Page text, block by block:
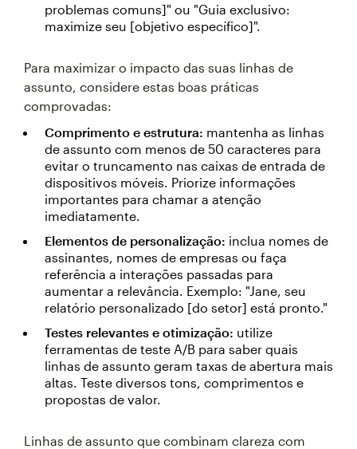
problemas comuns]" ou "Guia exclusivo:
maximize seu [objetivo específico]".
Para maximizar o impacto das suas linhas de
assunto, considere estas boas práticas
comprovadas:
Comprimento e estrutura: mantenha as linhas
de assunto com menos de 50 caracteres para
evitar o truncamento nas caixas de entrada de
dispositivos móveis. Priorize informações
importantes para chamar a atenção
imediatamente.
Elementos de personalização: inclua nomes de
assinantes, nomes de empresas ou faça
referência a interações passadas para
aumentar a relevância. Exemplo: "Jane, seu
relatório personalizado [do setor] está pronto."
Testes relevantes e otimização: utilize
ferramentas de teste A/B para saber quais
linhas de assunto geram taxas de abertura mais
altas. Teste diversos tons, comprimentos e
propostas de valor.
Linhas de assunto que combinam clareza com